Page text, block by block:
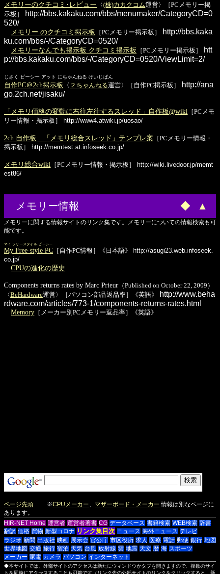
メモリーのクチコミ･レビュー 〈(株)カカクコム運営〉［PCメモリー掲
示板］
http://bbs.kakaku.com/bbs/menumaker/CategoryCD=0
520/
メモリー のクチコミ掲示板 ［PCメモリー掲示板］
http://bbs.kaka
ku.com/bbs/-/CategoryCD=0520/
メモリーなんでも掲示板 クチコミ掲示板 ［PCメモリー掲示板］
htt
p://bbs.kakaku.com/bbs/-/CategoryCD=0520/ViewLimit=2/
じさく ピーシー アット にちゃんねる けいじばん
自作PC＠2ch掲示板 〈 ２ちゃんねる運営〉［自作PC掲示板］
http://ana
go.2ch.net/jisaku/
「メモリ価格の変動に右往左往するスレッド」自作板@wiki ［PCメモ
リー情報・掲示板］
http://www4.atwiki.jp/uosao/
2ch 自作板 「メモリ総合スレッド」テンプレ案 ［PCメモリー情報・
掲示板］
http://memtest.at.infoseek.co.jp/
メモリ総合wiki ［PCメモリー情報・掲示板］
http://wiki.livedoor.jp/memt
est86/
メモリー情報 ◆ ▲
メモリーに関する情報サイトのリンク集です。メモリーについての情報検索も可
能です。
My Free-style PC
マイ フリースタイル ピーシー
［自作PC情報］《日本語》
http://asugi23.web.infoseek.
co.jp/
CPUの進化の歴史
Components returns rates by Marc Prieur （Published on October 22, 2009）
〈BeHardware運営〉［パソコン部品返品率］《英語》
http://www.beha
rdware.com/articles/773-1/components-returns-rates.html
Memory ［メーカー別PCメモリー返品率］《英語》
ページ先頭 ※CPUメーカー マザーボード・メーカー 情報は別なページに
あります。
HIR-NET Home 運営者 運営者著書 CG データベース 書籍検索 WEB検索 辞書
翻訳 価格 買物 新型コロナ リンク集目次 ニュース 海外ニュース テレビ
ラジオ 新聞 出版社 映画 展示会 官公庁 市区役所 求人 医療 電話 郵便 銀行 地図
世界地図 交通 旅行 宿泊 天気 台風 放射線 雲 地震 天文 暦 海 スポーツ
メーカー 家電 カメラ パソコン インターネット
◆本サイトでは、外部サイトのアクセスは新たにウィンドウかタブを開きますので、複数のサイ
トを同時にアクセスすることも可能です（リンク先の外部サイトのリンクをクリックすると、新